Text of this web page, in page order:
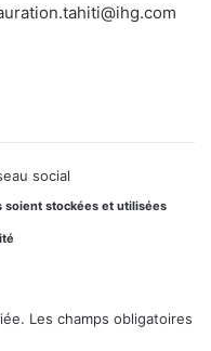
social
soient stockées et utilisées
Les champs obligatoires